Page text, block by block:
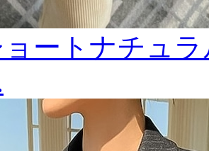
ョートナチュ